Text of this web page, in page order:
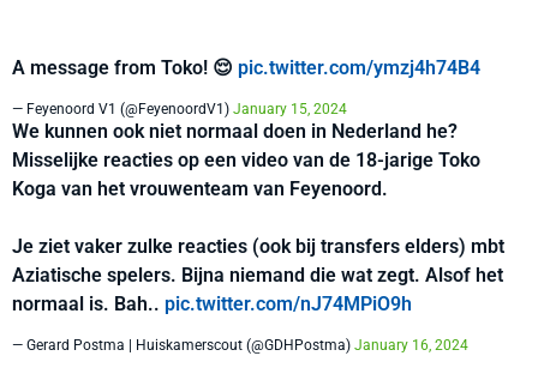
A message from Toko! 😌 pic.twitter.com/ymzj4h74B4
— Feyenoord V1 (@FeyenoordV1) January 15, 2024
We kunnen ook niet normaal doen in Nederland he?
Misselijke reacties op een video van de 18-jarige Toko
Koga van het vrouwenteam van Feyenoord.
Je ziet vaker zulke reacties (ook bij transfers elders) mbt
Aziatische spelers. Bijna niemand die wat zegt. Alsof het
normaal is. Bah.. pic.twitter.com/nJ74MPiO9h
— Gerard Postma | Huiskamerscout (@GDHPostma) January 16, 2024